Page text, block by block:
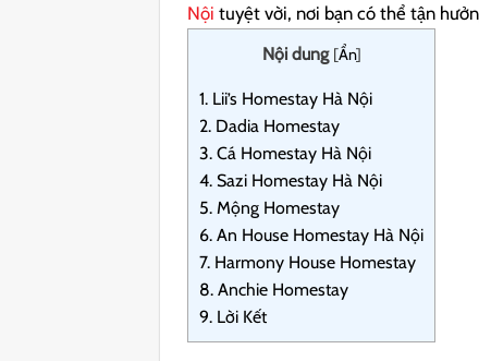
Nội tuyệt vời, nơi bạn có thể tận
Nội dung [Ẩn]
1. Lii’s Homestay Hà Nội
2. Dadia Homestay
3. Cá Homestay Hà Nội
4. Sazi Homestay Hà Nội
5. Mộng Homestay
6. An House Homestay Hà Nội
7. Harmony House Homestay
8. Anchie Homestay
9. Lời Kết